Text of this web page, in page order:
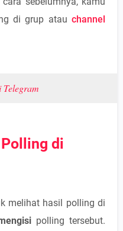
di grup atau channel
di
melihat hasil polling di
polling tersebut.